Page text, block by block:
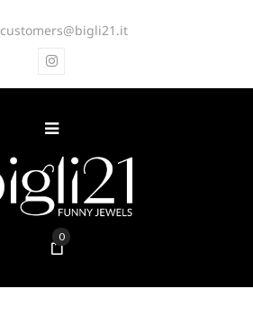
customers@bigli21.it
0